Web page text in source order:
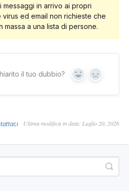
in arrivo ai propri
ed email non richieste che
massa a una lista di persone.
il tuo dubbio? Yes No
Ultima modifica in data: Luglio 20, 2026